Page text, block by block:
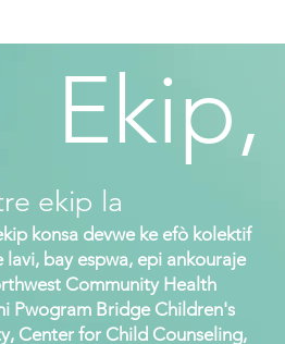
konsa devwe ke efò kolektif
lavi, bay espwa, epi ankouraje
Community Health
Pwogram Bridge Children's
Center for Child Counseling,
ekip la